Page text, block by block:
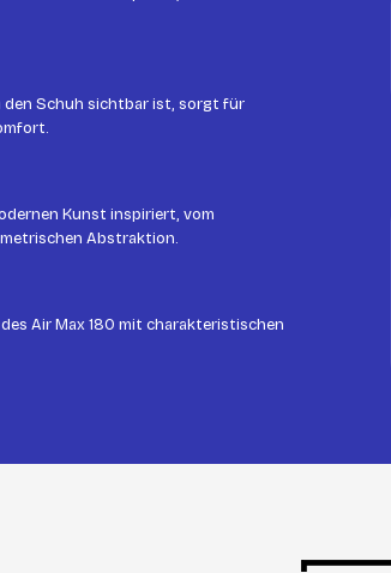
den Schuh sichtbar ist, sorgt für
Kunst inspiriert, vom
Abstraktion.
Air Max 180 mit charakteristischen